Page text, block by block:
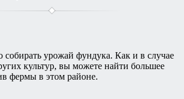
собирать урожай фундука. Как и в случае
культур, вы можете найти большее
фермы в этом районе.